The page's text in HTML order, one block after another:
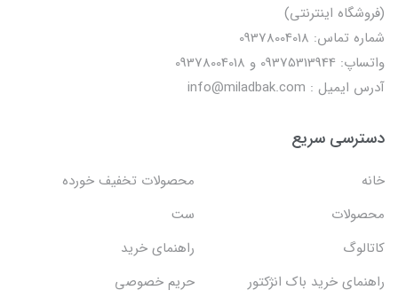
(فروشگاه اینترنتی)
شماره تماس: 09378004018
واتساپ: 09375313944 و 09378004018
آدرس ایمیل : info@miladbak.com
دسترسی سریع
خانه
محصولات تخفیف خورده
محصولات
ست
کاتالوگ
راهنمای خرید
راهنمای خرید باک انژکتور
حریم خصوصی